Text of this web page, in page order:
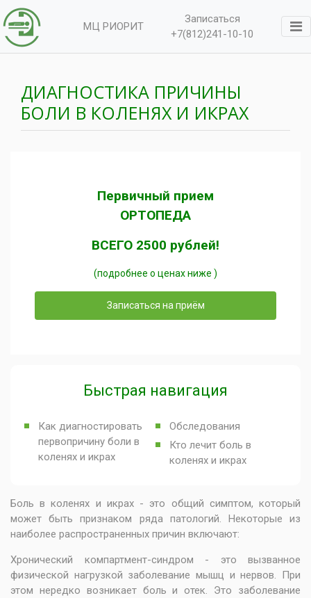
МЦ РИОРИТ
Записаться
+7(812)241-10-10
ДИАГНОСТИКА ПРИЧИНЫ
БОЛИ В КОЛЕНЯХ И ИКРАХ
Первичный прием
ОРТОПЕДА
ВСЕГО 2500 рублей!
(подробнее о ценах ниже )
Записаться на приём
Быстрая навигация
Как диагностировать
первопричину боли в
коленях и икрах
Обследования
Кто лечит боль в
коленях и икрах
Боль в коленях и икрах - это общий симптом, который
может быть признаком ряда патологий. Некоторые из
наиболее распространенных причин включают:
Хронический компартмент-синдром - это вызванное
физической нагрузкой заболевание мышц и нервов. При
этом нередко возникает боль и отек. Это заболевание